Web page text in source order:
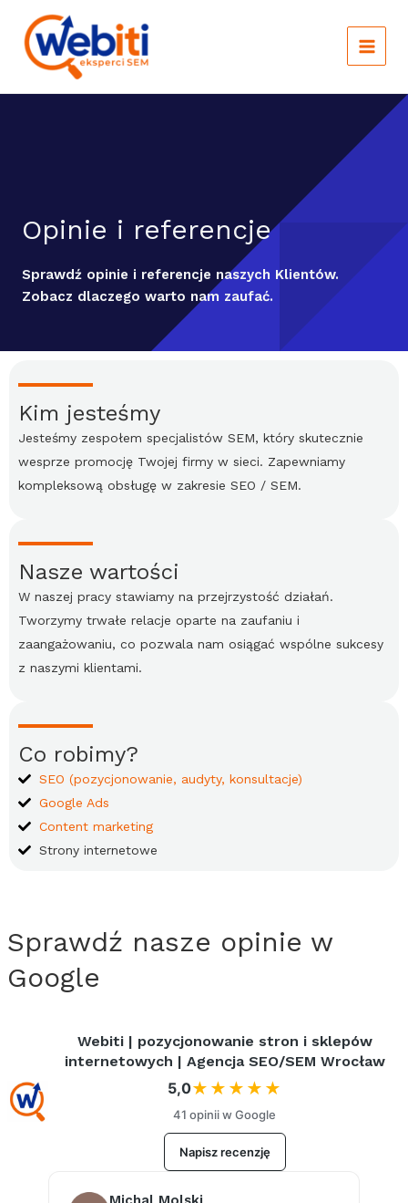
content
Menu
Opinie i referencje
Sprawdź opinie i referencje naszych Klientów.
Zobacz dlaczego warto nam zaufać.
Kim jesteśmy
Jesteśmy zespołem specjalistów SEM, który skutecznie
wesprze promocję Twojej firmy w sieci. Zapewniamy
kompleksową obsługę w zakresie SEO / SEM.
Nasze wartości
W naszej pracy stawiamy na przejrzystość działań.
Tworzymy trwałe relacje oparte na zaufaniu i
zaangażowaniu, co pozwala nam osiągać wspólne sukcesy
z naszymi klientami.
Co robimy?
SEO (pozycjonowanie, audyty, konsultacje)
Google Ads
Contentmarketing
Strony internetowe
Sprawdź nasze opinie w
Google
Webiti | pozycjonowanie stron i sklepów
internetowych | Agencja SEO/SEM Wrocław
5,0★★★★★
41 opinii wGoogle
Napisz recenzję